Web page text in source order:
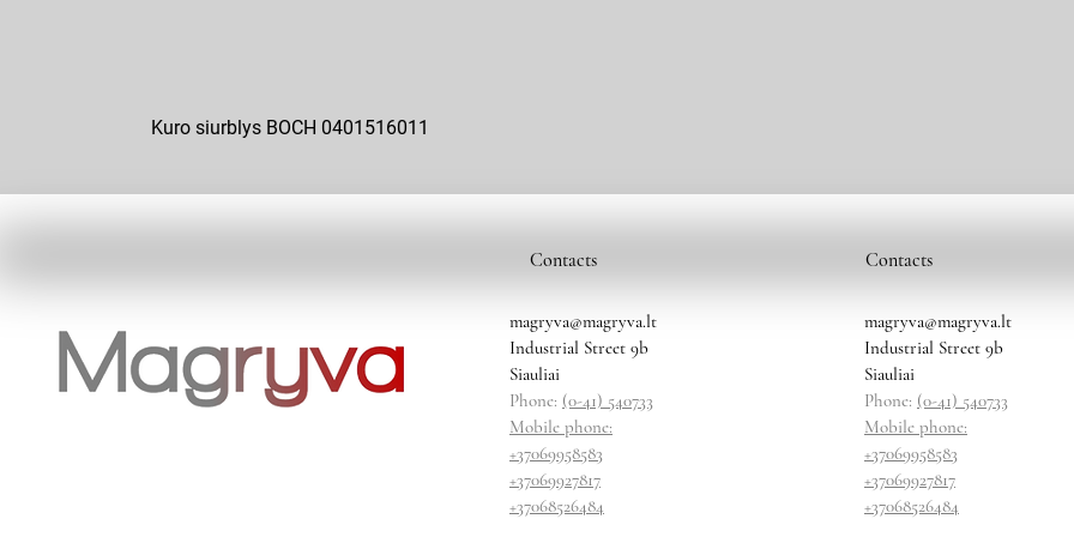
Kuro siurblys BOCH 0401516011
Contacts
magryva@magryva.lt
Industrial Street 9b
Siauliai
Phone: (0-41) 540733
Mobile phone:
+37069958583
+37069927817
+37068526484
Contacts
magryva@magryva.lt
Industrial Street 9b
Siauliai
Phone: (0-41) 540733
Mobile phone:
+37069958583
+37069927817
+37068526484